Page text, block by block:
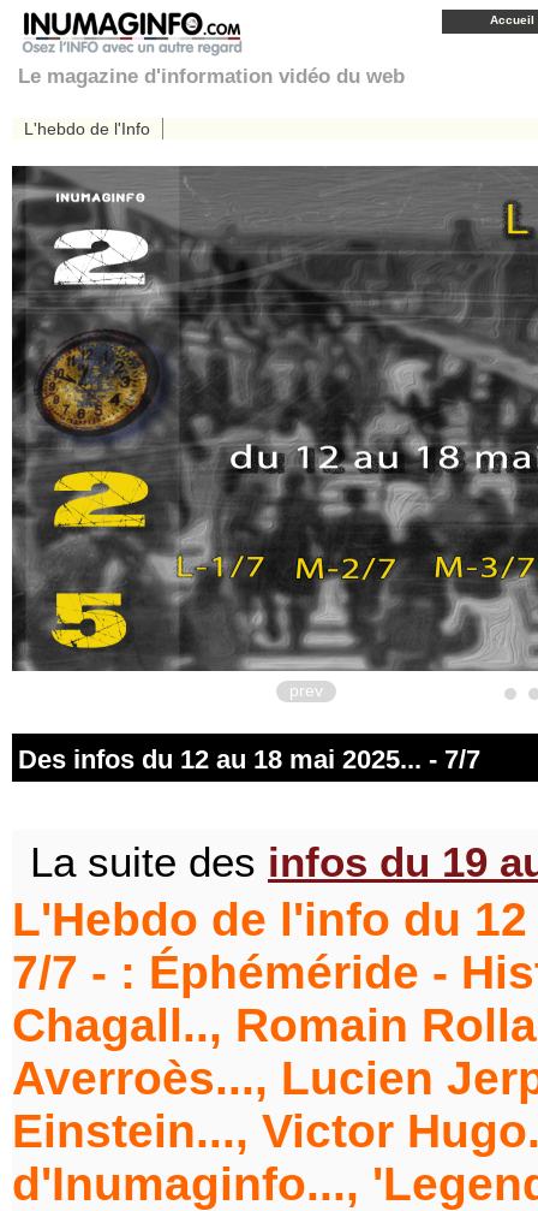
Accueil
Le magazine d'information vidéo du web
L'hebdo de l'Info
prev
Des infos du 12 au 18 mai 2025... - 7/7
La suite des infos du 19
L'Hebdo de l'info du 12
7/7 - : Éphéméride -
Chagall.., Romain
Averroès..., Lucien
Einstein..., Victor
d'Inumaginfo...,